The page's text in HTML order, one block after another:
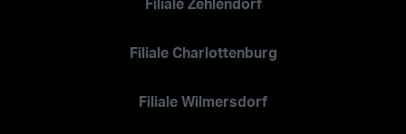
Filiale Zehlendorf
Filiale Charlottenburg
Filiale Wilmersdorf